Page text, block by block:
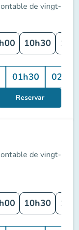
de vingt-
10h30
01h30 02h00
Reservar
de vingt-
10h30